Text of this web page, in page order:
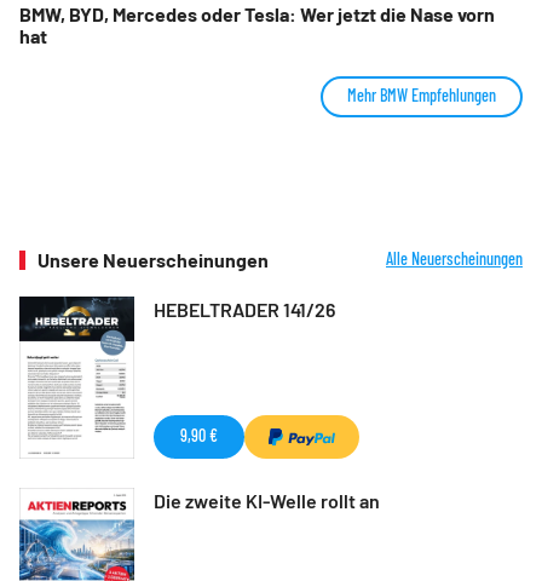
BMW, BYD, Mercedes oder Tesla: Wer jetzt die Nase vorn
hat
Mehr BMW Empfehlungen
Unsere Neuerscheinungen Alle Neuerscheinungen
HEBELTRADER 141/26
9,90 €
Die zweite KI-Welle rollt an